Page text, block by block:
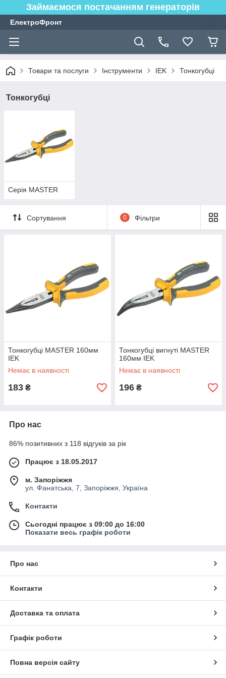
Займаємося постачанням генераторів
ЕлектроФронт
Товари та послуги Інструменти IEK Тонкогубці
Тонкогубці
Серія MASTER
Сортування 0 Фільтри
Тонкогубці MASTER 160мм
IEK
Немає в наявності
183 ₴
Тонкогубці вигнуті MASTER
160мм IEK
Немає в наявності
196 ₴
Про нас
86% позитивних з 118 відгуків за рік
Працює з 18.05.2017
м. Запоріжжя
ул. Фанатська, 7, Запоріжжя, Україна
Контакти
Сьогодні працює з 09:00 до 16:00
Показати весь графік роботи
Про нас
Контакти
Доставка та оплата
Графік роботи
Повна версія сайту